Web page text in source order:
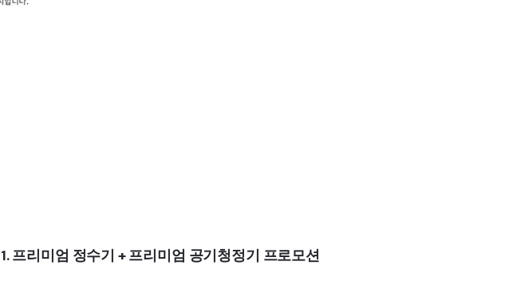
1. 프리미엄 정수기 + 프리미엄 공기청정기 프로모션